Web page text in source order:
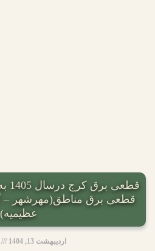
قطعی برق مناطق(مهرشهر
عظیمیه)
اردیبهشت 13, 1404